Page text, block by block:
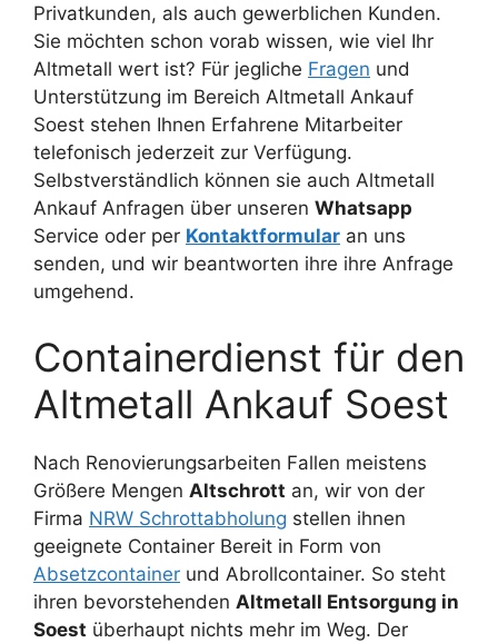
Privatkunden, als auch gewerblichen Kunden.
Sie möchten schon vorab wissen, wie viel Ihr
Altmetall wert ist? Für jegliche Fragen und
Unterstützung im Bereich Altmetall Ankauf
Soest stehen Ihnen Erfahrene Mitarbeiter
telefonisch jederzeit zur Verfügung.
Selbstverständlich können sie auch Altmetall
Ankauf Anfragen über unseren Whatsapp
Service oder per Kontaktformular an uns
senden, und wir beantworten ihre ihre Anfrage
umgehend.
Containerdienst für den
Altmetall Ankauf Soest
Nach Renovierungsarbeiten Fallen meistens
Größere Mengen Altschrott an, wir von der
Firma NRW Schrottabholung stellen ihnen
geeignete Container Bereit in Form von
Absetzcontainer und Abrollcontainer. So steht
ihren bevorstehenden Altmetall Entsorgung in
Soest überhaupt nichts mehr im Weg. Der